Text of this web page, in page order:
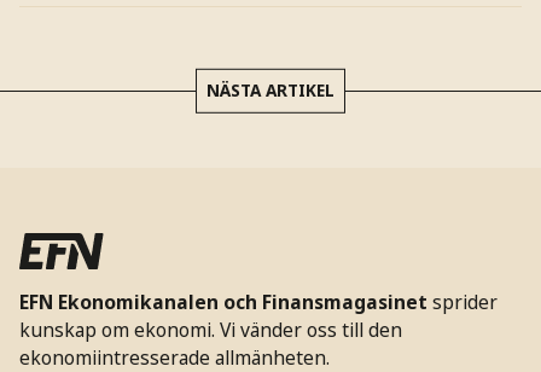
NÄSTA ARTIKEL
EFN Ekonomikanalen och Finansmagasinet sprider
kunskap om ekonomi. Vi vänder oss till den
ekonomiintresserade allmänheten.